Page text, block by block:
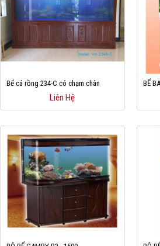
Bể cá rồng 234-C có chạm chân
Liên Hệ
BỂ